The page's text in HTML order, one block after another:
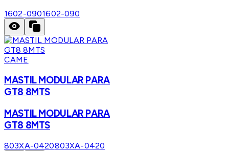
1602-0901602-090
CAME
MASTIL MODULAR PARA
GT8 8MTS
MASTIL MODULAR PARA
GT8 8MTS
803XA-0420803XA-0420